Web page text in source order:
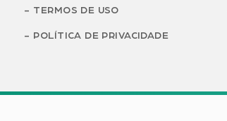
TERMOS DE USO
POLÍTICA DE PRIVACIDADE